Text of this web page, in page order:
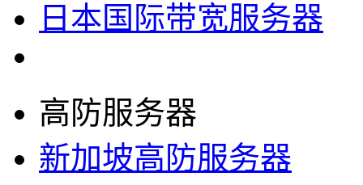
日本国际带宽服务器
高防服务器
新加坡高防服务器